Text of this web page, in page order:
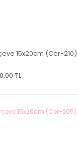
15x20cm (Cer-210)
TL